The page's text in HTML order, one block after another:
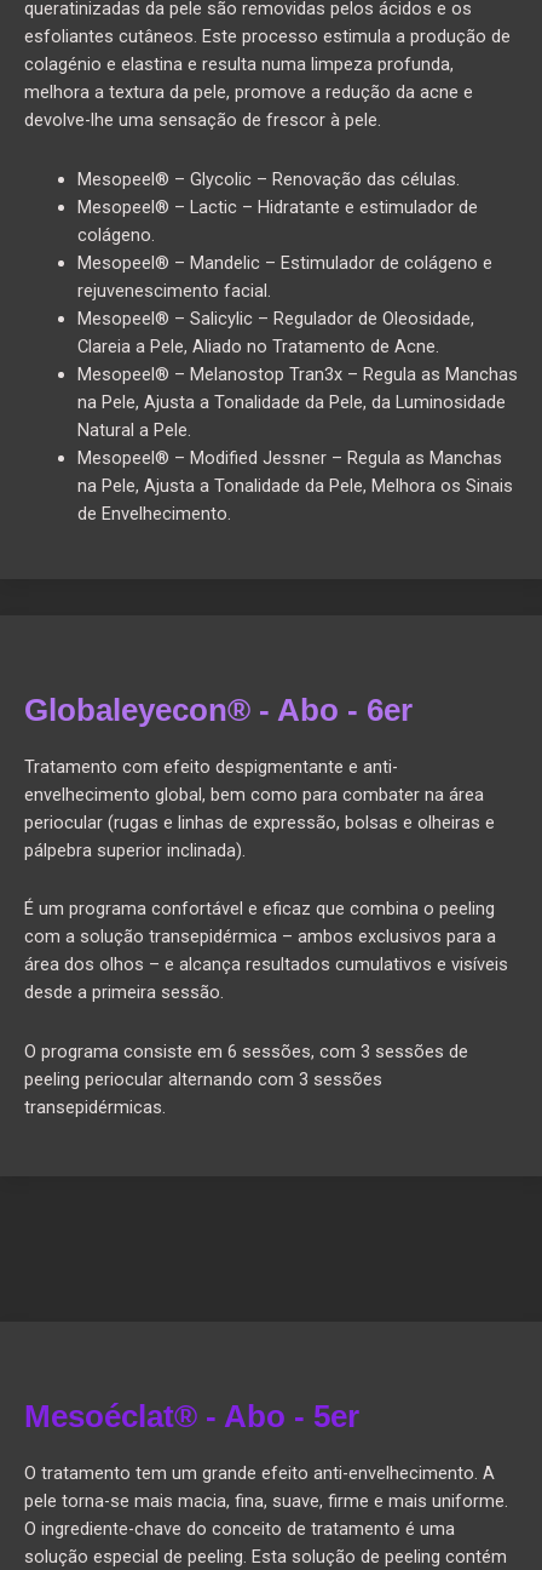
queratinizadas da pele são removidas pelos ácidos e os
esfoliantes cutâneos. Este processo estimula a produção de
colagénio e elastina e resulta numa limpeza profunda,
melhora a textura da pele, promove a redução da acne e
devolve-lhe uma sensação de frescor à pele.
Mesopeel® – Glycolic – Renovação das células.
Mesopeel® – Lactic – Hidratante e estimulador de
colágeno.
Mesopeel® – Mandelic – Estimulador de colágeno e
rejuvenescimento facial.
Mesopeel® – Salicylic – Regulador de Oleosidade,
Clareia a Pele, Aliado no Tratamento de Acne.
Mesopeel® – Melanostop Tran3x – Regula as Manchas
na Pele, Ajusta a Tonalidade da Pele, da Luminosidade
Natural a Pele.
Mesopeel® – Modified Jessner – Regula as Manchas
na Pele, Ajusta a Tonalidade da Pele, Melhora os Sinais
de Envelhecimento.
Globaleyecon® - Abo - 6er
Tratamento com efeito despigmentante e anti-
envelhecimento global, bem como para combater na área
periocular (rugas e linhas de expressão, bolsas e olheiras e
pálpebra superior inclinada).
É um programa confortável e eficaz que combina o peeling
com a solução transepidérmica – ambos exclusivos para a
área dos olhos – e alcança resultados cumulativos e visíveis
desde a primeira sessão.
O programa consiste em 6 sessões, com 3 sessões de
peeling periocular alternando com 3 sessões
transepidérmicas.
Mesoéclat® - Abo - 5er
O tratamento tem um grande efeito anti-envelhecimento. A
pele torna-se mais macia, fina, suave, firme e mais uniforme.
O ingrediente-chave do conceito de tratamento é uma
solução especial de peeling. Esta solução de peeling contém